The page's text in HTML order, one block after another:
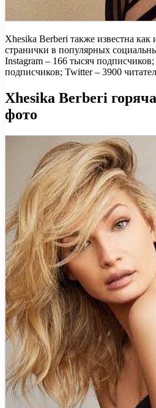
Xhesika Berberi также известна как
странички в популярных
Instagram – 166 тысяч
подписчиков; Twitter – 3900
Xhesika Berberi
фото